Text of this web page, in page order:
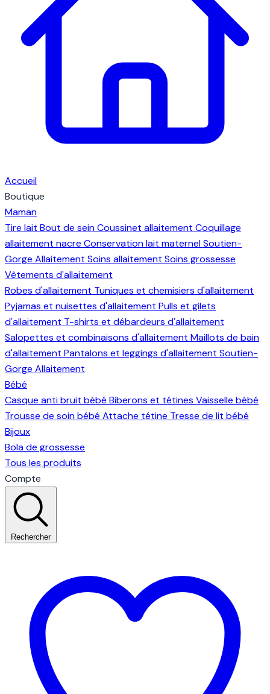
Accueil
Boutique
Maman
Tire lait Bout de seinCoussinet allaitement Coquillage
allaitement nacre Conservation lait maternelSoutien-
Gorge Allaitement Soins allaitement Soins grossesse
Vêtements d'allaitement
Robes d'allaitement Tuniques et chemisiers d'allaitement
Pyjamas et nuisettes d'allaitement Pulls et gilets
d'allaitement T-shirts et débardeurs d'allaitement
Salopettes et combinaisons d'allaitement Maillots de bain
d'allaitement Pantalons et leggings d'allaitement Soutien-
Gorge Allaitement
Bébé
Casque anti bruit bébé Biberons et tétines Vaisselle bébé
Trousse de soin bébé Attache tétine Tresse de lit bébé
Bijoux
Bola de grossesse
Tous les produits
Compte
Rechercher